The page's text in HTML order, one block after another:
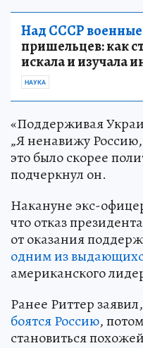
Над СССР военные
пришельцев: как
искала и изучала
НАУКА
«Поддерживая
„Я ненавижу Россию,
это было скорее
подчеркнул он.
Накануне экс-
что отказ
от оказания
одним из
американского
Ранее Риттер
боятся Россию,
становиться